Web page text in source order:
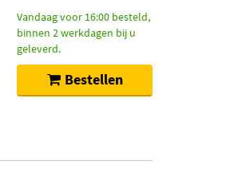
Vandaag voor 16:00 besteld,
binnen 2 werkdagen bij u
geleverd.
Bestellen